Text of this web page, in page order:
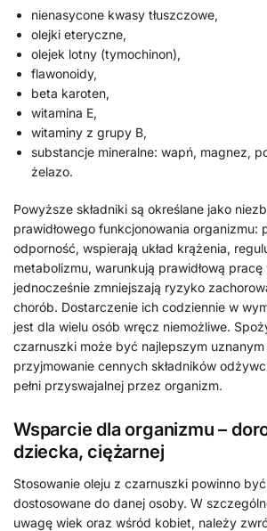
nienasycone kwasy tłuszczowe,
olejki eteryczne,
olejek lotny (tymochinon),
flawonoidy,
beta karoten,
witamina E,
witaminy z grupy B,
substancje mineralne: wapń, magnez,
żelazo.
Powyższe składniki są określane jako
prawidłowego funkcjonowania organizmu:
odporność, wspierają układ krążenia,
metabolizmu, warunkują prawidłową
jednocześnie zmniejszają ryzyko
chorób. Dostarczenie ich codziennie w
jest dla wielu osób wręcz niemożliwe.
czarnuszki może być najlepszym uznanym
przyjmowanie cennych składników
pełni przyswajalnej przez organizm.
Wsparcie dla organizmu –
dziecka, ciężarnej
Stosowanie oleju z czarnuszki powinno
dostosowane do danej osoby. W
uwagę wiek oraz wśród kobiet, należy